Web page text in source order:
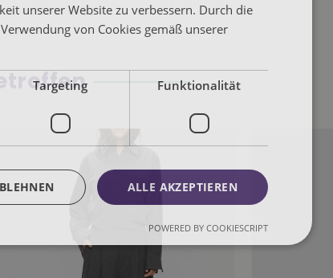
unserer Website zu verbessern. Durch die
von Cookies gemäß unserer
Targeting Funktionalität
ALLE AKZEPTIEREN
POWERED BY COOKIESCRIPT